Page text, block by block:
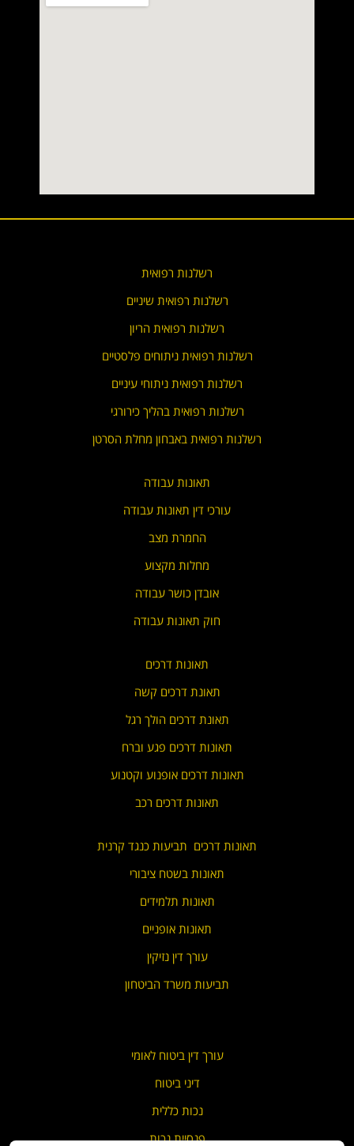
רשלנות רפואית
רשלנות רפואית שיניים
רשלנות רפואית הריון
רשלנות רפואית ניתוחים פלסטיים
רשלנות רפואית ניתוחי עיניים
רשלנות רפואית בהליך כירורגי
רשלנות רפואית באבחון מחלת הסרטן
תאונות עבודה
עורכי דין תאונות עבודה
החמרת מצב
מחלות מקצוע
אובדן כושר עבודה
חוק תאונות עבודה
תאונות דרכים
תאונת דרכים קשה
תאונת דרכים הולך רגל
תאונות דרכים פגע וברח
תאונות דרכים אופנוע וקטנוע
תאונות דרכים רכב
תאונות דרכים תביעות כנגד קרנית
תאונות בשטח ציבורי
תאונות תלמידים
תאונות אופניים
עורך דין נזיקין
תביעות משרד הביטחון
עורך דין ביטוח לאומי
דיני ביטוח
נכות כללית
פנסיית נכות